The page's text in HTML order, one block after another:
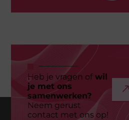
Heb je vragen ofwil
je met ons
samenwerken?
Neem gerust
contact met ons op!